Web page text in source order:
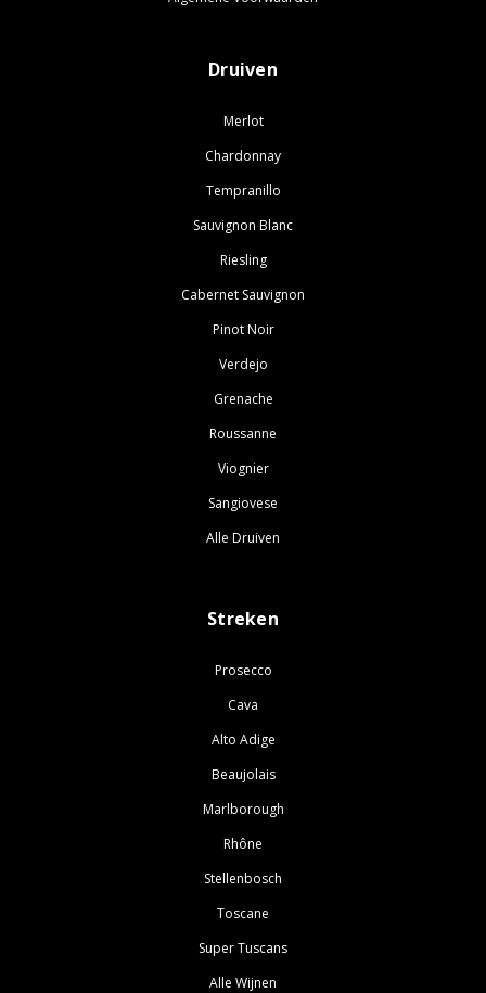
Druiven
Merlot
Chardonnay
Tempranillo
Sauvignon Blanc
Riesling
Cabernet Sauvignon
Pinot Noir
Verdejo
Grenache
Roussanne
Viognier
Sangiovese
Alle Druiven
Streken
Prosecco
Cava
Alto Adige
Beaujolais
Marlborough
Rhône
Stellenbosch
Toscane
Super Tuscans
Alle Wijnen